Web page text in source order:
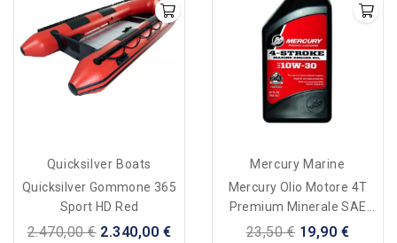
Quicksilver Boats
Quicksilver Gommone 365
Sport HD Red
2.470,00 € 2.340,00 €
Mercury Marine
Mercury Olio Motore 4T
Premium Minerale SAE
10W-30 1 Lt
23,50 € 19,90 €